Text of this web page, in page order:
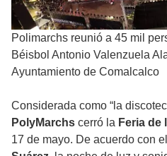
Polimarchs reunió a 45 mil
Béisbol Antonio Valenzuela
Ayuntamiento de Comalcalco
Considerada como “la
PolyMarchs cerró la Feria de
17 de mayo. De acuerdo con